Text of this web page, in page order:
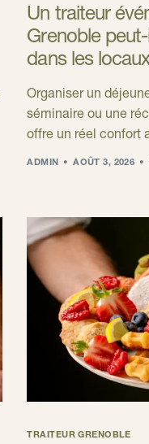
Un traiteur
Grenoble
dans les
Organiser un
séminaire ou une
offre un réel confort
ADMIN AOÛT 3, 2026
TRAITEUR GRENOBLE